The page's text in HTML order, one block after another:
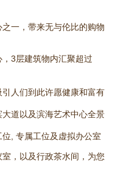
一，带来无与伦比的购物
3层建筑物内汇聚超过
人们到此许愿健康和富有
道以及滨海艺术中心全景
, 专属工位及虚拟办公室
，以及行政茶水间，为您